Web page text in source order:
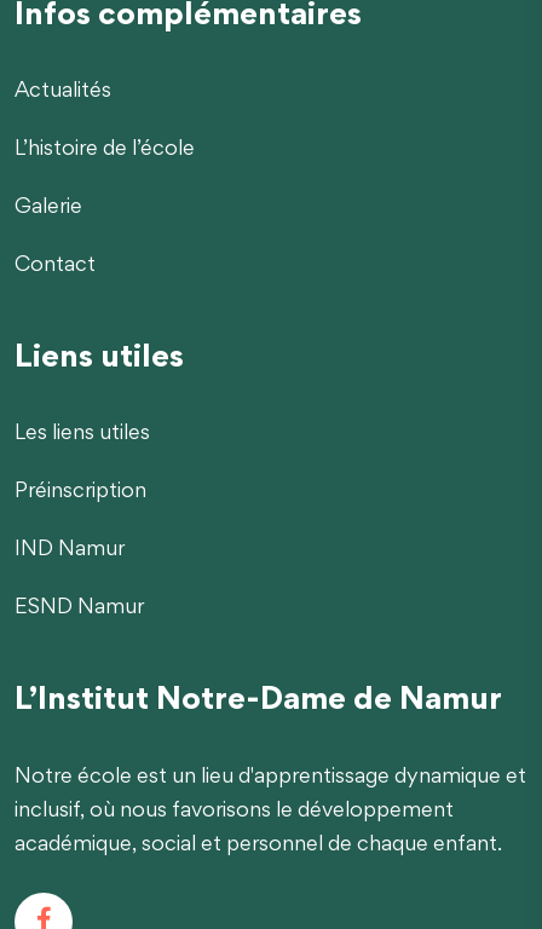
Infos complémentaires
Actualités
L’histoire de l’école
Galerie
Contact
Liens utiles
Les liens utiles
Préinscription
IND Namur
ESND Namur
L’Institut Notre-Dame de Namur
Notre école est un lieu d'apprentissage dynamique et
inclusif, où nous favorisons le développement
académique, social et personnel de chaque enfant.